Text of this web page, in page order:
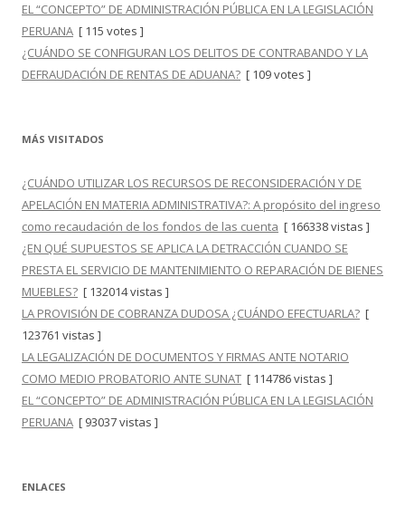
EL “CONCEPTO” DE ADMINISTRACIÓN PÚBLICA EN LA LEGISLACIÓN
PERUANA [ 115 votes ]
¿CUÁNDO SE CONFIGURAN LOS DELITOS DE CONTRABANDO Y LA
DEFRAUDACIÓN DE RENTAS DE ADUANA? [ 109 votes ]
MÁS VISITADOS
¿CUÁNDO UTILIZAR LOS RECURSOS DE RECONSIDERACIÓN Y DE
APELACIÓN EN MATERIA ADMINISTRATIVA?: A propósito del ingreso
como recaudación de los fondos de las cuenta [ 166338 vistas ]
¿EN QUÉ SUPUESTOS SE APLICA LA DETRACCIÓN CUANDO SE
PRESTA EL SERVICIO DE MANTENIMIENTO O REPARACIÓN DE BIENES
MUEBLES? [ 132014 vistas ]
LA PROVISIÓN DE COBRANZA DUDOSA ¿CUÁNDO EFECTUARLA? [
123761 vistas ]
LA LEGALIZACIÓN DE DOCUMENTOS Y FIRMAS ANTE NOTARIO
COMO MEDIO PROBATORIO ANTE SUNAT [ 114786 vistas ]
EL “CONCEPTO” DE ADMINISTRACIÓN PÚBLICA EN LA LEGISLACIÓN
PERUANA [ 93037 vistas ]
ENLACES